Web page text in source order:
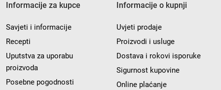
Informacije za kupce
Savjeti i informacije
Recepti
Uputstva za uporabu
proizvoda
Posebne pogodnosti
Informacije o kupnji
Uvjeti prodaje
Proizvodi i usluge
Dostava i rokovi isporuke
Sigurnost kupovine
Online plaćanje